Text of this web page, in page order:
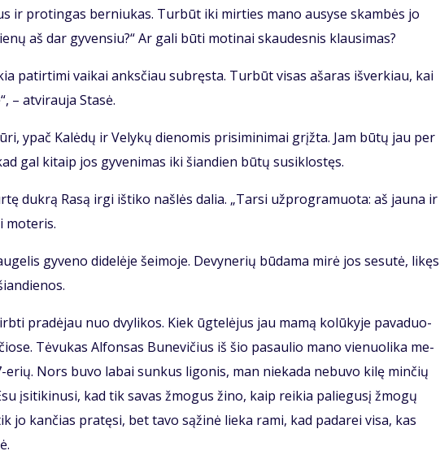
ir pro­tin­gas ber­niu­kas. Tur­būt iki mir­ties ma­no au­sy­se skam­bės jo
aš dar gy­ven­siu?“ Ar ga­li bū­ti mo­ti­nai skau­des­nis klau­si­mas?
pa­tir­ti­mi vai­kai anks­čiau su­bręs­ta. Tur­būt vi­sas aša­ras iš­ver­kiau, kai
– at­vi­rau­ja Sta­sė.
ypač Ka­lė­dų ir Ve­ly­kų die­no­mis pri­si­mi­ni­mai grįž­ta. Jam bū­tų jau per
gal ki­taip jos gy­ve­ni­mas iki šian­dien bū­tų su­si­klos­tęs.
duk­rą Ra­są ir­gi iš­ti­ko naš­lės da­lia. „Tar­si už­prog­ra­muo­ta: aš jau­na ir
mo­te­ris.
gy­ve­no di­de­lė­je šei­mo­je. De­vy­ne­rių bū­da­ma mi­rė jos se­su­tė, li­kęs
pra­dė­jau nuo dvy­li­kos. Kiek ūg­te­lė­jus jau ma­mą ko­lū­ky­je pa­va­duo­
Tė­vu­kas Al­fon­sas Bu­ne­vi­čius iš šio pa­sau­lio ma­no vie­nuo­li­ka me­
Nors bu­vo la­bai sun­kus li­go­nis, man nie­ka­da ne­bu­vo ki­lę min­čių
įsi­ti­ki­nu­si, kad tik sa­vas žmo­gus ži­no, kaip rei­kia pa­lie­gu­sį žmo­gų
jo kan­čias pra­tę­si, bet ta­vo są­ži­nė lie­ka ra­mi, kad pa­da­rei vi­sa, kas